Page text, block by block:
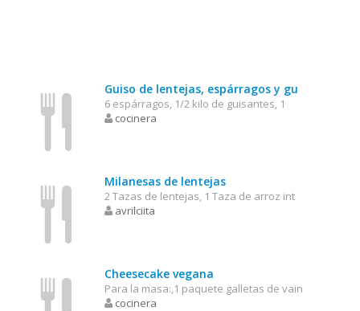
Guiso de lentejas, espárragos y gu
6 espárragos, 1/2 kilo de guisantes, 1
cocinera
Milanesas de lentejas
2 Tazas de lentejas, 1 Taza de arroz int
avrilciita
Cheesecake vegana
Para la masa:,1 paquete galletas de vain
cocinera